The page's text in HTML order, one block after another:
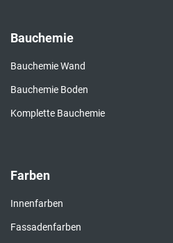
Bauchemie
Bauchemie Wand
Bauchemie Boden
Komplette Bauchemie
Farben
Innenfarben
Fassadenfarben